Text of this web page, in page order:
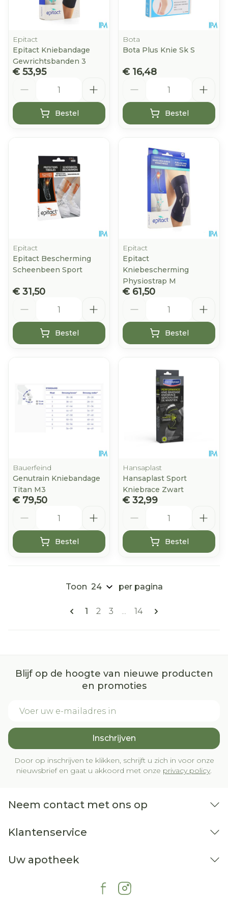
Epitact
Epitact Kniebandage
Gewrichtsbanden 3
€ 53,95
Bestel
Bota
Bota Plus Knie Sk S
€ 16,48
Bestel
Epitact
Epitact Bescherming
Scheenbeen Sport
€ 31,50
Bestel
Epitact
Epitact
Kniebescherming
Physiostrap M
€ 61,50
Bestel
Bauerfeind
Genutrain Kniebandage
Titan M3
€ 79,50
Bestel
Hansaplast
Hansaplast Sport
Kniebrace Zwart
€ 32,99
Bestel
Pagina's
U lees momenteel pagina
1 Pagina
2 Pagina
3 ... Pagina
14
Toon per pagina
Blijf op de hoogte van nieuwe producten
en promoties
Inschrijven
Door op inschrijven te klikken, schrijft u zich in voor onze
nieuwsbrief en gaat u akkoord met onze privacy policy.
Neem contact met ons op
Klantenservice
Uw apotheek